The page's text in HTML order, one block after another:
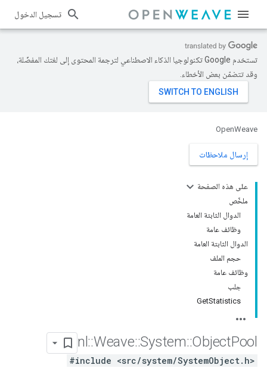
تسجيل الدخول
تستخدم Google تكنولوجيا الذكاء الاصطناعي لترجمة المحتوى إلى لغتك المفضّلة،
وقد تتضمّن بعض الأخطاء.
OpenWeave
إرسال ملاحظات
على هذه الصفحة
ملخّص
الدوال الثابتة العامة
وظائف عامة
الدوال الثابتة العامة
حجم الملف
وظائف عامة
جلب
GetStatistics
nl ::Weave::System::ObjectPool
#include <src/system/SystemObject.h>